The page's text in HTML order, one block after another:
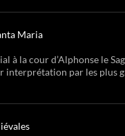
Maria
à la cour d’Alphonse le
interprétation par les plus